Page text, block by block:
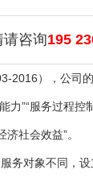
请咨询195
2016），公司
”“服务过程控
济社会效益”。
务对象不同，